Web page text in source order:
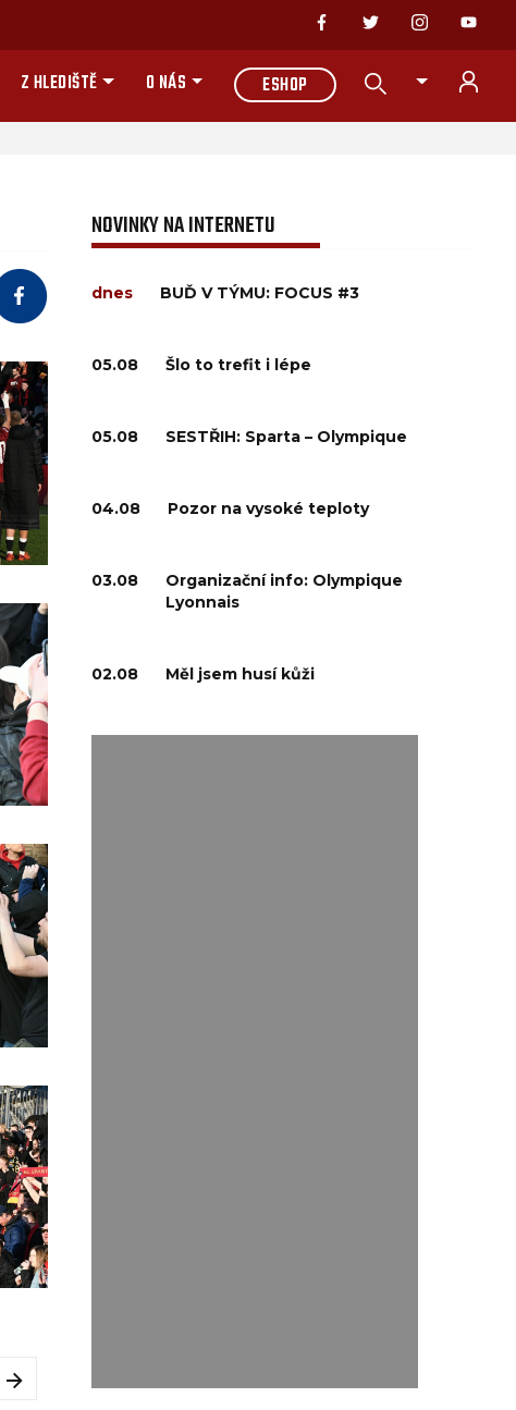
Z HLEDIŠTĚ O NÁS ESHOP
NOVINKY NA INTERNETU
dnes BUĎ V TÝMU: FOCUS #3
05.08 Šlo to trefit i lépe
05.08 SESTŘIH: Sparta – Olympique
04.08 Pozor na vysoké teploty
03.08
Organizační info: Olympique
Lyonnais
02.08 Měl jsem husí kůži